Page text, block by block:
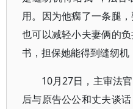
用。因为他瘸了一条腿
也可以减轻小夫妻俩的
书，担保她能得到缝纫机
10月27日，主审法
后与原告公公和丈夫谈